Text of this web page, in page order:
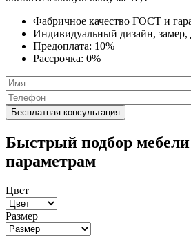
Фабричное качество ГОСТ и
Индивидуальный дизайн, замер,
Предоплата: 10%
Рассрочка: 0%
Быстрый подбор
параметрам
Цвет
Размер